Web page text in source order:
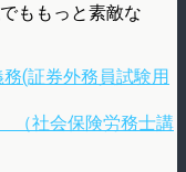
ももっと素敵な
(証券外務員試験用
社会保険労務士講